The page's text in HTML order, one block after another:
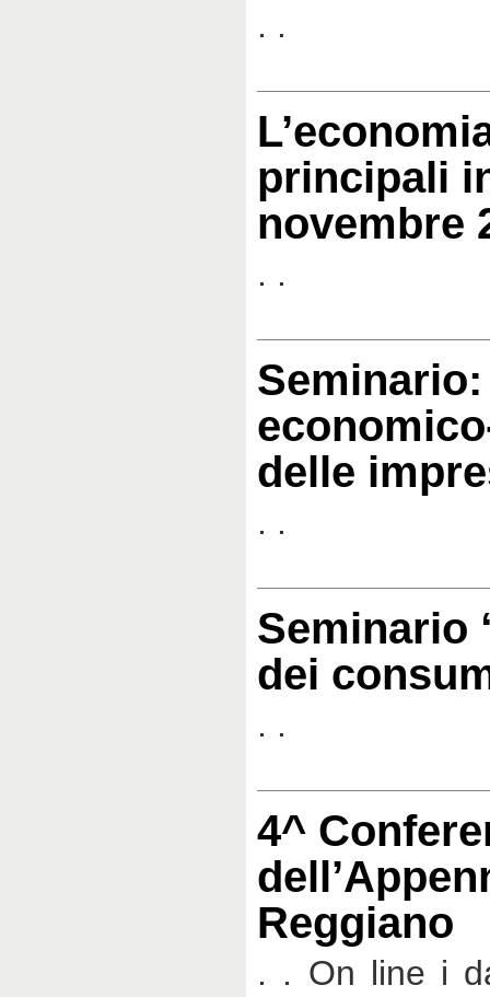
. .
principali
novembre
. .
delle
. .
Seminario
dei
. .
4^
Reggiano
. . On line i